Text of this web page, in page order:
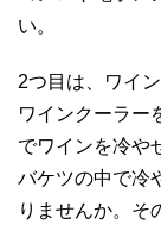
い。
2つ目は、ワイ
ワインクーラー
でワインを冷や
バケツの中で冷
りませんか。そ